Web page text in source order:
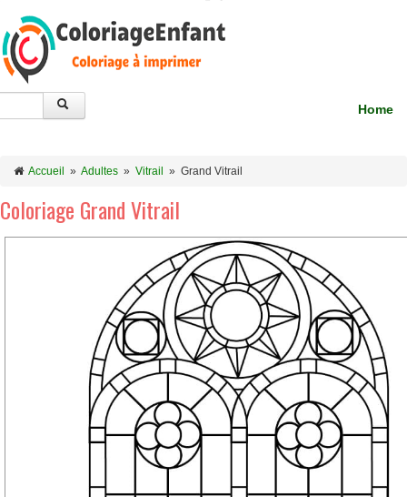
Home
Accueil » Adultes » Vitrail » Grand Vitrail
Coloriage Grand Vitrail